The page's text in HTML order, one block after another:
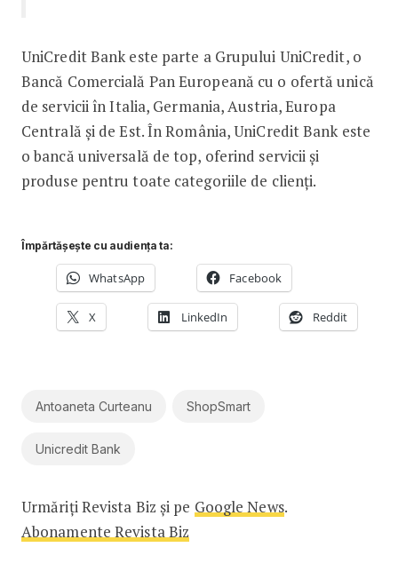
UniCredit Bank este parte a Grupului UniCredit, o
Bancă Comercială Pan Europeană cu o ofertă unică
de servicii în Italia, Germania, Austria, Europa
Centrală și de Est. În România, UniCredit Bank este
o bancă universală de top, oferind servicii și
produse pentru toate categoriile de clienți.
Împărtășește cu audiența ta:
WhatsApp Facebook
X LinkedIn Reddit
Antoaneta Curteanu ShopSmart
Unicredit Bank
Urmăriți Revista Biz și pe Google News.
Abonamente Revista Biz